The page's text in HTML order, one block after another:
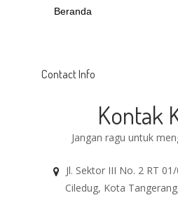
Beranda
Contact Info
Kontak
Jangan ragu untuk
Jl. Sektor III No. 2 RT
Ciledug, Kota